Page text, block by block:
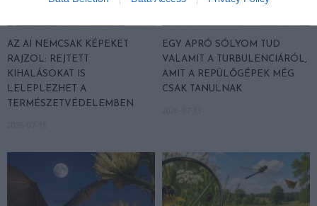
AZ AI NEMCSAK KÉPEKET
RAJZOL: REJTETT
KIHALÁSOKAT IS
LELEPLEZHET A
TERMÉSZETVÉDELEMBEN
EGY APRÓ SÓLYOM TUD
VALAMIT A TURBULENCIÁRÓL,
AMIT A REPÜLŐGÉPEK MÉG
CSAK TANULNAK